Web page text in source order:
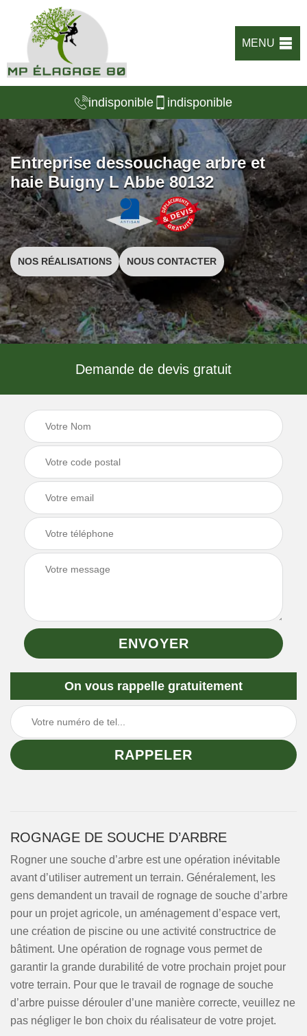
MENU
indisponible indisponible
Entreprise dessouchage arbre et
haie Buigny L Abbe 80132
NOS RÉALISATIONS NOUS CONTACTER
Demande de devis gratuit
On vous rappelle gratuitement
ROGNAGE DE SOUCHE D’ARBRE
Rogner une souche d’arbre est une opération inévitable
avant d’utiliser autrement un terrain. Généralement, les
gens demandent un travail de rognage de souche d’arbre
pour un projet agricole, un aménagement d’espace vert,
une création de piscine ou une activité constructrice de
bâtiment. Une opération de rognage vous permet de
garantir la grande durabilité de votre prochain projet pour
votre terrain. Pour que le travail de rognage de souche
d’arbre puisse dérouler d’une manière correcte, veuillez ne
pas négliger le bon choix du réalisateur de votre projet.